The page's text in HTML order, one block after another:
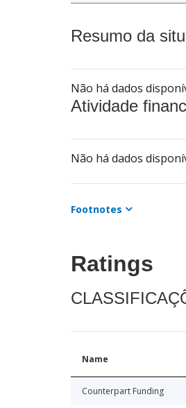
Resumo da
Não há dados
Atividade
Não há dados
Footnotes
Ratings
Name
Counterpart Funding